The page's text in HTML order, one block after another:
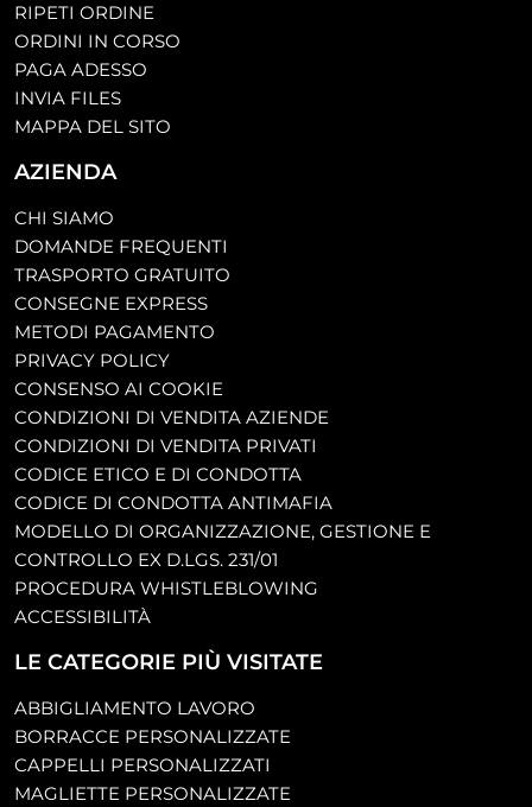
RIPETI ORDINE
ORDINI IN CORSO
PAGA ADESSO
INVIA FILES
MAPPA DEL SITO
AZIENDA
CHI SIAMO
DOMANDE FREQUENTI
TRASPORTO GRATUITO
CONSEGNE EXPRESS
METODI PAGAMENTO
PRIVACY POLICY
CONSENSO AI COOKIE
CONDIZIONI DI VENDITA AZIENDE
CONDIZIONI DI VENDITA PRIVATI
CODICE ETICO E DI CONDOTTA
CODICE DI CONDOTTA ANTIMAFIA
MODELLO DI ORGANIZZAZIONE, GESTIONE E
CONTROLLO EX D.LGS. 231/01
PROCEDURA WHISTLEBLOWING
ACCESSIBILITÀ
LE CATEGORIE PIÙ VISITATE
ABBIGLIAMENTO LAVORO
BORRACCE PERSONALIZZATE
CAPPELLI PERSONALIZZATI
MAGLIETTE PERSONALIZZATE